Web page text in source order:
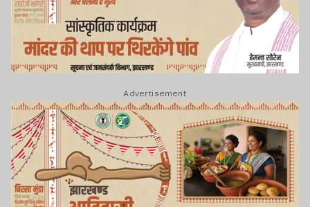
Advertisement